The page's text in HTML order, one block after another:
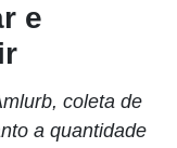
e
coleta de
a quantidade